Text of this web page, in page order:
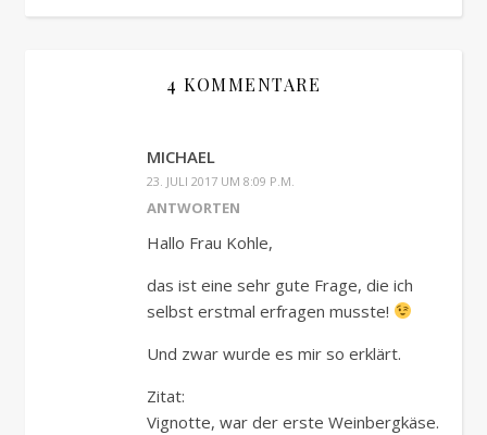
4 KOMMENTARE
MICHAEL
23. JULI 2017 UM 8:09 P.M.
ANTWORTEN
Hallo Frau Kohle,
das ist eine sehr gute Frage, die ich
selbst erstmal erfragen musste!
Und zwar wurde es mir so erklärt.
Zitat:
Vignotte, war der erste Weinbergkäse.